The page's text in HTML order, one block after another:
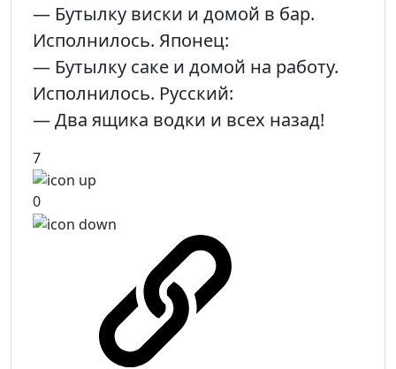
— Бутылку виски и домой в бар.
Исполнилось. Японец:
— Бутылку саке и домой на работу.
Исполнилось. Русский:
— Два ящика водки и всех назад!
7
0